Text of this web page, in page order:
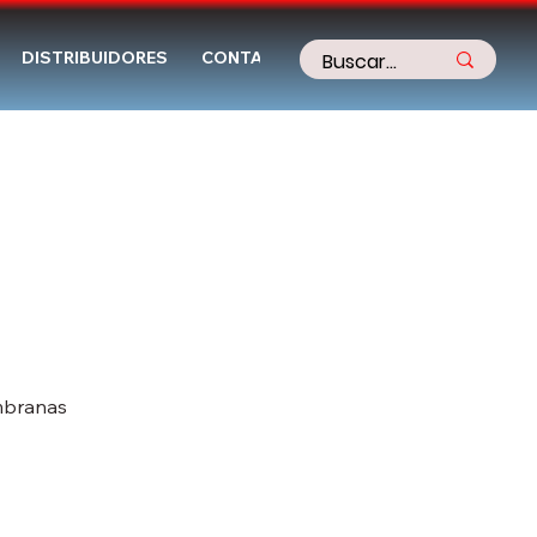
DISTRIBUIDORES CONTACTO